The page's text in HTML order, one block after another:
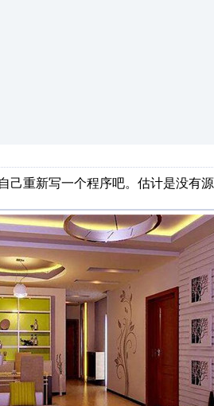
己重新写一个程序吧。估计是没有